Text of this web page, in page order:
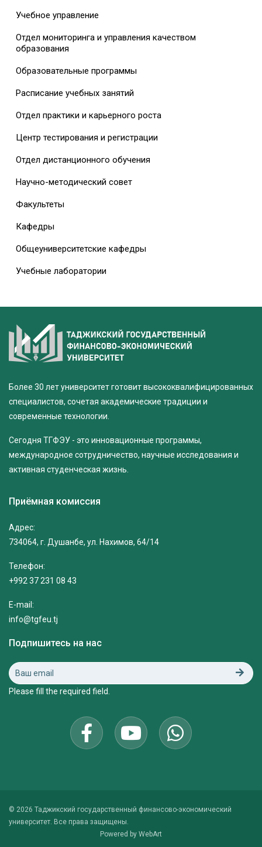
Учебное управление
Отдел мониторинга и управления качеством
образования
Образовательные программы
Расписание учебных занятий
Отдел практики и карьерного роста
Центр тестирования и регистрации
Отдел дистанционного обучения
Научно-методический совет
Факультеты
Кафедры
Общеуниверситетские кафедры
Учебные лаборатории
Более 30 лет университет готовит высококвалифицированных
специалистов, сочетая академические традиции и
современные технологии.
Сегодня ТГФЭУ - это инновационные программы,
международное сотрудничество, научные исследования и
активная студенческая жизнь.
Приёмная комиссия
Адрес:
734064, г. Душанбе, ул. Нахимов, 64/14
Телефон:
+992 37 231 08 43
E-mail:
info@tgfeu.tj
Подпишитесь на нас
Please fill the required field.
© 2026 Таджикский государственный финансово-экономический
университет. Все права защищены.
Powered by WebArt